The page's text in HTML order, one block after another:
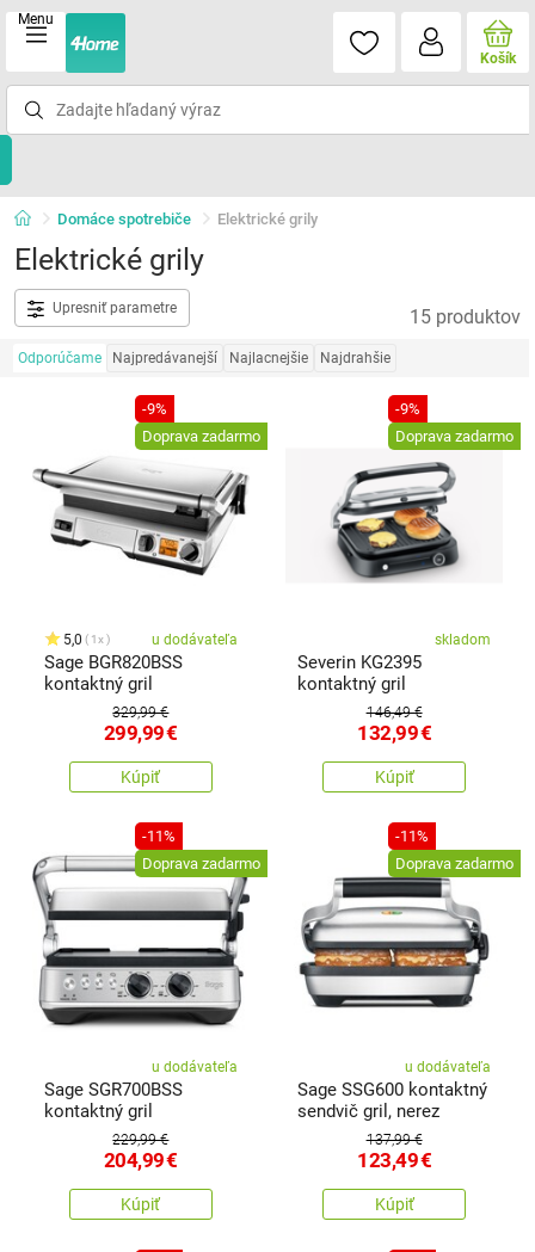
Menu
Košík
Domáce spotrebiče Elektrické grily
Elektrické grily
Upresniť parametre 15 produktov
Odporúčame Najpredávanejší Najlacnejšie Najdrahšie
-9%
Doprava zadarmo
5,0 1x u dodávateľa
Sage BGR820BSS
kontaktný gril
329,99 €
299,99€
Kúpiť
-9%
Doprava zadarmo
skladom
Severin KG2395
kontaktný gril
146,49 €
132,99€
Kúpiť
-11%
Doprava zadarmo
u dodávateľa
Sage SGR700BSS
kontaktný gril
229,99 €
204,99€
Kúpiť
-11%
Doprava zadarmo
u dodávateľa
Sage SSG600 kontaktný
sendvič gril, nerez
137,99 €
123,49€
Kúpiť